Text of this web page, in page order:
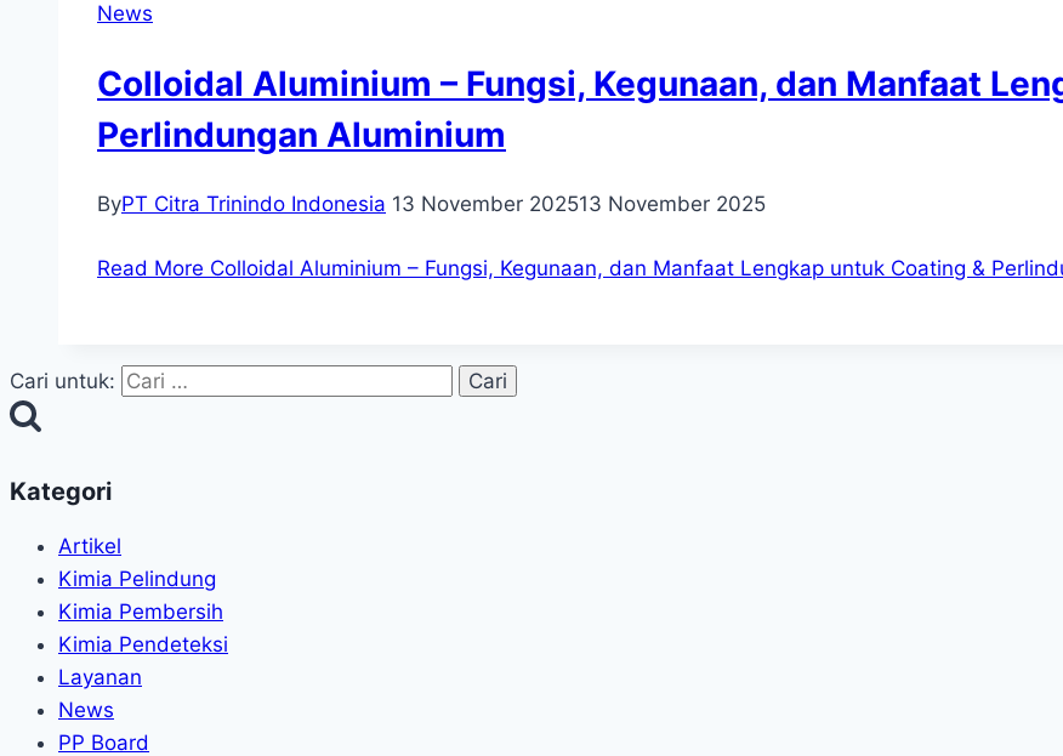
News
Colloidal Aluminium – Fungsi, Kegunaan, dan Manfaat
Perlindungan Aluminium
ByPT Citra Trinindo Indonesia 13 November 202513 November 2025
Read More Colloidal Aluminium – Fungsi, Kegunaan, dan Manfaat Lengkap untuk Coating &
Cari untuk:
Kategori
Artikel
Kimia Pelindung
Kimia Pembersih
Kimia Pendeteksi
Layanan
News
PP Board